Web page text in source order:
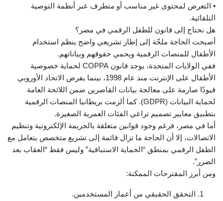
• التعرض لمحتوى غير مناسب أو متطرف عبر أنظمة التوصية
التلقائية.
هل نحتاج إلى قانون للطفل الرقمي في مصر؟
أصبحت الحاجة ملحّة إلى إطار تشريعي واضح ينظم استخدام
الأطفال للمنصات الرقمية ويحمي حقوقهم وبياناتهم.
ففي الولايات المتحدة، يوجد قانون COPPA لحماية خصوصية
الأطفال على الإنترنت منذ عام 1998، بينما يفرض الاتحاد الأوروبي
قيودًا صارمة على معالجة بيانات القاصرين ضمن اللائحة العامة
لحماية البيانات (GDPR). كما ألزمت بريطانيا المنصات الرقمية
بتطبيق معايير تصميم تراعي الفئات العمرية الصغيرة.
أما في مصر، فرغم وجود قوانين متعلقة بالجريمة الإلكترونية وتنظيم
الاتصالات، إلا أن الحاجة ما تزال قائمة إلى تشريع متخصص يتعامل مع
الطفل الرقمي بمنطق “الحماية الاستباقية” وليس فقط “العقاب بعد
الضرر”.
ومن أبرز المقترحات الممكنة:
التحقق الحقيقي من أعمار المستخدمين.